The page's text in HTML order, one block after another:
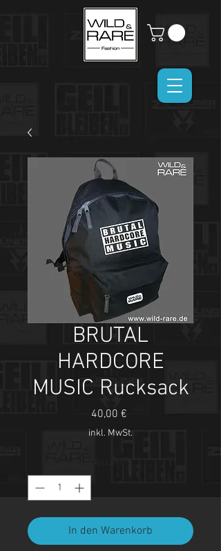
BRUTAL
HARDCORE
MUSIC Rucksack
40,00 €Preis
inkl. MwSt.
In den Warenkorb